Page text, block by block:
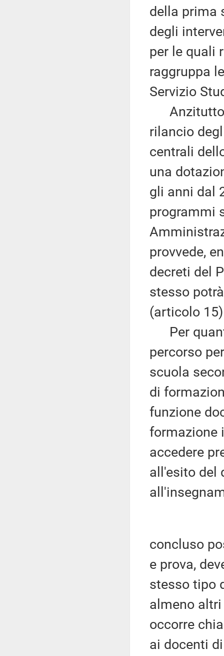
della prima
degli
per le quali
raggruppa
Servizio
Anzitutto,
rilancio
centrali
una
gli anni dal
programmi
provvede,
decreti del
stesso
(articolo
Per
percorso
scuola
di
funzione
formazione
accedere
all'esito del
concluso
e prova,
stesso tipo
almeno
occorre
ai docenti